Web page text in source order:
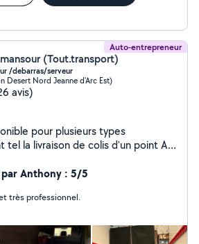
Auto-entrepreneur
(Tout.transport)
/debarras/serveur
Desert Nord Jeanne d'Arc Est)
avis)
pour plusieurs types
tel la livraison de colis d'un point A a
confirmé
Anthony : 5/5
très professionnel.